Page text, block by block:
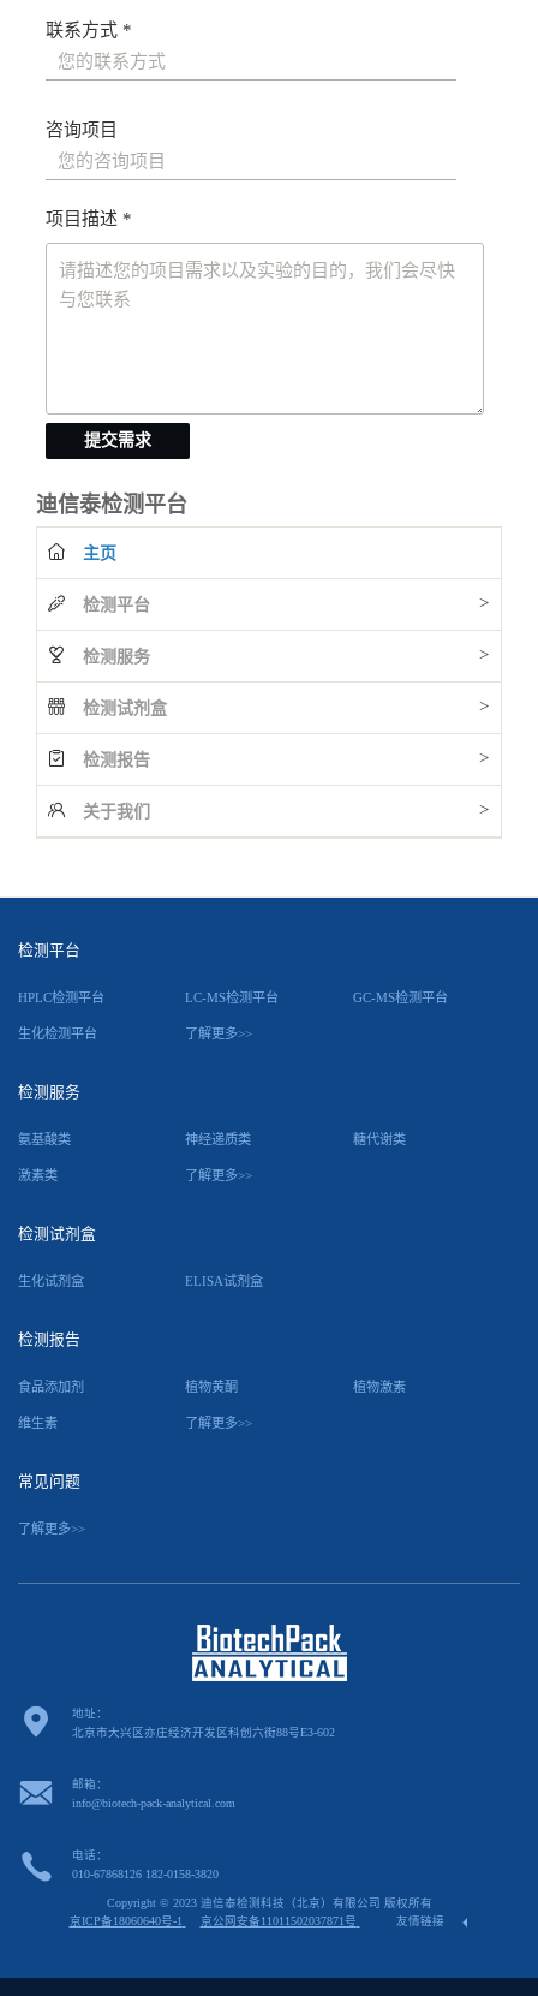
迪信泰检测平台
主页
检测平台 >
检测服务 >
检测试剂盒 >
检测报告 >
关于我们 >
联系方式 *
咨询项目
项目描述 *
提交需求
检测平台
HPLC检测平台 LC-MS检测平台 GC-MS检测平台
生化检测平台 了解更多>>
检测服务
氨基酸类 神经递质类 糖代谢类
激素类 了解更多>>
检测试剂盒
生化试剂盒 ELISA试剂盒
检测报告
食品添加剂 植物黄酮 植物激素
维生素 了解更多>>
常见问题
了解更多>>
地址：
北京市大兴区亦庄经济开发区科创六街88号E3-602
邮箱：
info@biotech-pack-analytical.com
电话：
010-67868126 182-0158-3820
Copyright © 2023 迪信泰检测科技（北京）有限公司 版权所有
京ICP备18060640号-1
京公网安备11011502037871号 友情链接